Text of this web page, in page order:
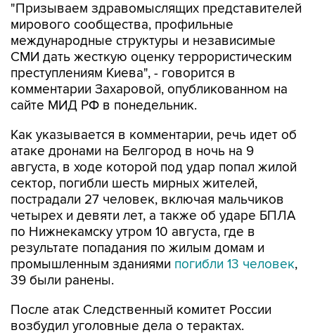
"Призываем здравомыслящих представителей
мирового сообщества, профильные
международные структуры и независимые
СМИ дать жесткую оценку террористическим
преступлениям Киева", - говорится в
комментарии Захаровой, опубликованном на
сайте МИД РФ в понедельник.
Как указывается в комментарии, речь идет об
атаке дронами на Белгород в ночь на 9
августа, в ходе которой под удар попал жилой
сектор, погибли шесть мирных жителей,
пострадали 27 человек, включая мальчиков
четырех и девяти лет, а также об ударе БПЛА
по Нижнекамску утром 10 августа, где в
результате попадания по жилым домам и
промышленным зданиями погибли 13 человек,
39 были ранены.
После атак Следственный комитет России
возбудил уголовные дела о терактах.